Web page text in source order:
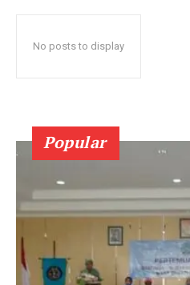
No posts to display
Popular